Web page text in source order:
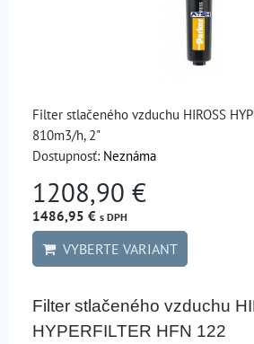
Filter stlačeného vzduchu HIROSS
810m3/h, 2"
Dostupnosť: Neznáma
1208,90 €
1486,95 € s DPH
VYBERTE VARIANT
Filter stlačeného vzduchu
HYPERFILTER HFN 122